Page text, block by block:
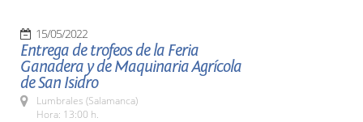
15/05/2022
Entrega de trofeos de la Feria
Ganadera y de Maquinaria Agrícola
de San Isidro
Lumbrales (Salamanca)
Hora: 13:00 h.